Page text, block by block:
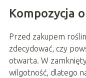
Kompozycja
Przed zakupem
zdecydować, czy
otwarta. W
wilgotność, dlatego